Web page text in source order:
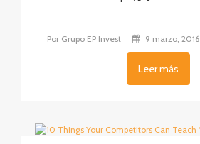
Por Grupo EP Invest 9 marzo, 2016
Leer más